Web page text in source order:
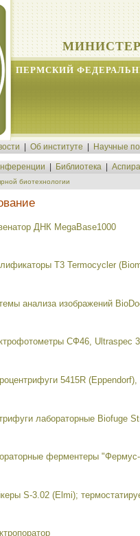
ПЕРМСКИЙ
Об институте Научные
Библиотека
биотехнологии
ДНК MegaBase1000
T3 Termocycler
анализа изображений
СФ46, Ultraspec
5415R
лабораторные Biofuge
ферментеры
S-3.02 (Elmi);